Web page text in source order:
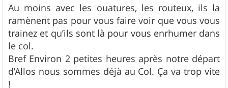
Au moins avec les ouatures, les routeux, ils la
ramènent pas pour vous faire voir que vous vous
trainez et qu’ils sont là pour vous enrhumer dans
le col.
Bref Environ 2 petites heures après notre départ
d’Allos nous sommes déjà au Col. Ça va trop vite
!